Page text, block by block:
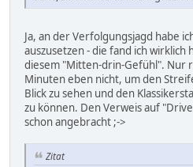
Ja, an der Verfolgungsjagd habe
auszusetzen - die fand ich wirklich
diesem "Mitten-drin-Gefühl". Nur
Minuten eben nicht, um den
Blick zu sehen und den
zu können. Den Verweis auf
schon angebracht ;->
Zitat